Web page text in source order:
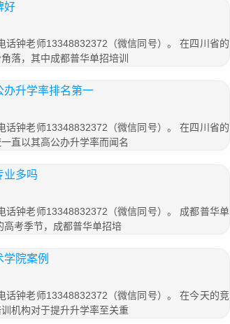
好
话钟老师13348832372（微信同号）。 在四川省的
落，其中成都普华单招培训
办升学率排名第一
话钟老师13348832372（微信同号）。 在四川省的
直以其高公办升学率而闻名
业多吗
话钟老师13348832372（微信同号）。 成都普华单
考季节，成都普华单招培
院案例
话钟老师13348832372（微信同号）。 在今天的竞
机构对于提升升学率至关重